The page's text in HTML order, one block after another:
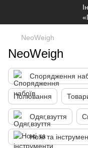
NeoWeigh
NeoWeigh
Спорядження
Полювання
Одяг,взуття
Ножі та